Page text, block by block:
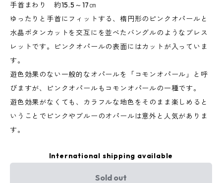
手首まわり 約15.5～17㎝
ゆったりと手首にフィットする、楕円形のピンクオパールと
水晶ボタンカットを交互にを並べたバングルのようなブレス
レットです。ピンクオパールの表面にはカットが入っていま
す。
遊色効果のない一般的なオパールを「コモンオパール」と呼
びますが、ピンクオパールもコモンオパールの一種です。
遊色効果がなくても、カラフルな地色をそのまま楽しめると
いうことでピンクやブルーのオパールは意外と人気がありま
す。
International shipping available
Sold out